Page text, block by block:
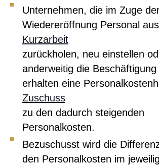
Unternehmen, die im Zuge
Wiedereröffnung Personal
Kurzarbeit
zurückholen, neu einstellen
anderweitig die Beschäftigung
erhalten eine
Zuschuss
zu den dadurch steigenden
Personalkosten.
Bezuschusst wird die
den Personalkosten im